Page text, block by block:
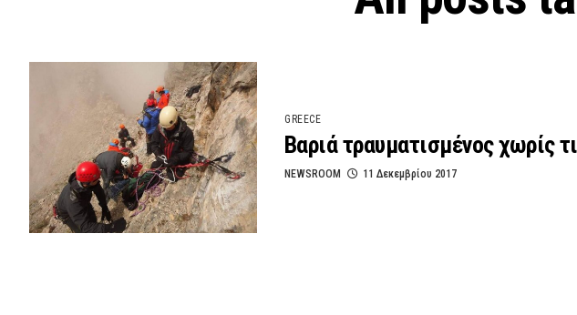
GREECE
Βαριά τραυματισμένος χωρίς
NEWSROOM 11 Δεκεμβρίου 2017